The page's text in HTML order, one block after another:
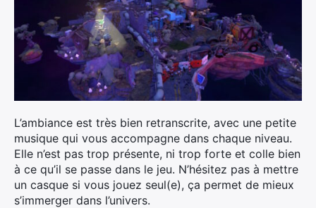
L’ambiance est très bien retranscrite, avec une petite
musique qui vous accompagne dans chaque niveau.
Elle n’est pas trop présente, ni trop forte et colle bien
à ce qu’il se passe dans le jeu. N’hésitez pas à mettre
un casque si vous jouez seul(e), ça permet de mieux
s’immerger dans l’univers.